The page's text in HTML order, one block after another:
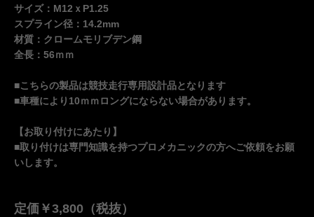
サイズ：M12ｘP1.25
スプライン径：14.2mm
材質：クロームモリブデン鋼
全長：56ｍｍ
■こちらの製品は競技走行専用設計品となります
■車種により10ｍｍロングにならない場合があります。
【お取り付けにあたり】
■取り付けは専門知識を持つプロメカニックの方へご依頼をお願
いします。
定価￥3,800（税抜）